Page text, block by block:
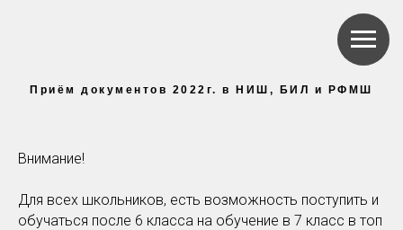
Приём документов 2022г. в НИШ, БИЛ и РФМШ
Внимание!
Для всех школьников, есть возможность поступить и
обучаться после 6 класса на обучение в 7 класс в топ